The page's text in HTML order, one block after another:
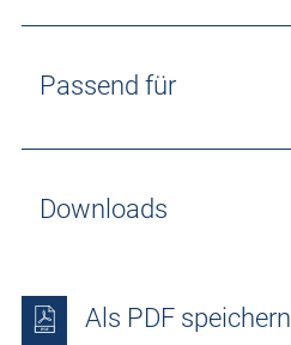
Passend für
Downloads
Als PDF speichern